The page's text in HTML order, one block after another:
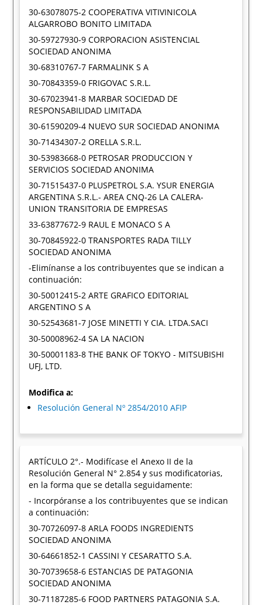
30-63078075-2 COOPERATIVA VITIVINICOLA
ALGARROBO BONITO LIMITADA
30-59727930-9 CORPORACION ASISTENCIAL
SOCIEDAD ANONIMA
30-68310767-7 FARMALINK S A
30-70843359-0 FRIGOVAC S.R.L.
30-67023941-8 MARBAR SOCIEDAD DE
RESPONSABILIDAD LIMITADA
30-61590209-4 NUEVO SUR SOCIEDAD ANONIMA
30-71434307-2 ORELLA S.R.L.
30-53983668-0 PETROSAR PRODUCCION Y
SERVICIOS SOCIEDAD ANONIMA
30-71515437-0 PLUSPETROL S.A. YSUR ENERGIA
ARGENTINA S.R.L.- AREA CNQ-26 LA CALERA-
UNION TRANSITORIA DE EMPRESAS
33-63877672-9 RAUL E MONACO S A
30-70845922-0 TRANSPORTES RADA TILLY
SOCIEDAD ANONIMA
-Elimínanse a los contribuyentes que se indican a
continuación:
30-50012415-2 ARTE GRAFICO EDITORIAL
ARGENTINO S A
30-52543681-7 JOSE MINETTI Y CIA. LTDA.SACI
30-50008962-4 SA LA NACION
30-50001183-8 THE BANK OF TOKYO - MITSUBISHI
UFJ, LTD.
Modifica a:
Resolución General Nº 2854/2010 AFIP
ARTÍCULO 2°.- Modifícase el Anexo II de la
Resolución General N° 2.854 y sus modificatorias,
en la forma que se detalla seguidamente:
- Incorpóranse a los contribuyentes que se indican
a continuación:
30-70726097-8 ARLA FOODS INGREDIENTS
SOCIEDAD ANONIMA
30-64661852-1 CASSINI Y CESARATTO S.A.
30-70739658-6 ESTANCIAS DE PATAGONIA
SOCIEDAD ANONIMA
30-71187285-6 FOOD PARTNERS PATAGONIA S.A.